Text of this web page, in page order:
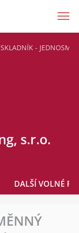
SKLADNÍK -
s.r.o.
DALŠÍ VOLNÉ